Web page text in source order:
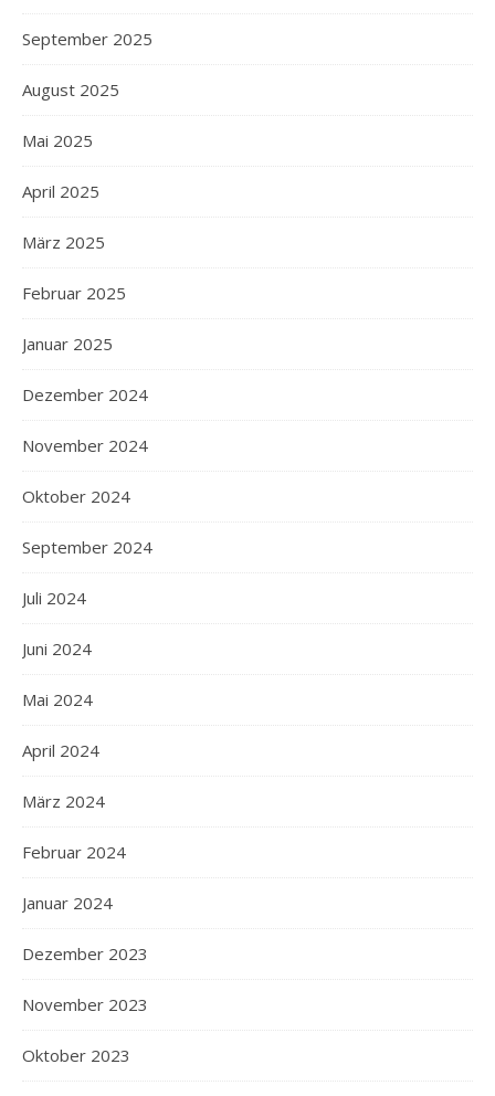
September 2025
August 2025
Mai 2025
April 2025
März 2025
Februar 2025
Januar 2025
Dezember 2024
November 2024
Oktober 2024
September 2024
Juli 2024
Juni 2024
Mai 2024
April 2024
März 2024
Februar 2024
Januar 2024
Dezember 2023
November 2023
Oktober 2023